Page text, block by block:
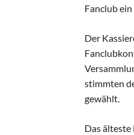
Fanclub
Der
stimmten
gewählt.
Das älteste